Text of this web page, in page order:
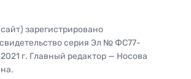
зарегистрировано
серия Эл № ФС77-
г. Главный редактор — Носова